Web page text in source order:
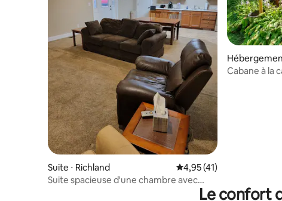
Suite ⋅ Richland Évaluation moyenne sur
4,95 (41)
Suite spacieuse d'une chambre avec
Cabane à la
Le confort